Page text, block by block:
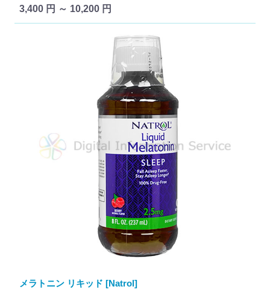
3,400 円 ～ 10,200 円
メラトニン リキッド [Natrol]